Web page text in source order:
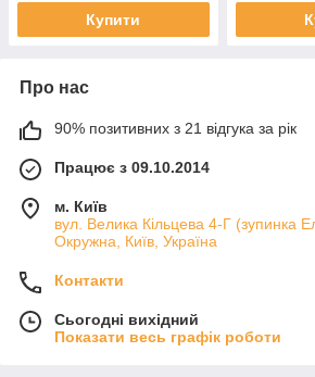
Купити
Про нас
90% позитивних з 21 відгука за рік
Працює з 09.10.2014
м. Київ
вул. Велика Кільцева 4-Г (зупинка
Окружна, Київ, Україна
Контакти
Сьогодні вихідний
Показати весь графік роботи